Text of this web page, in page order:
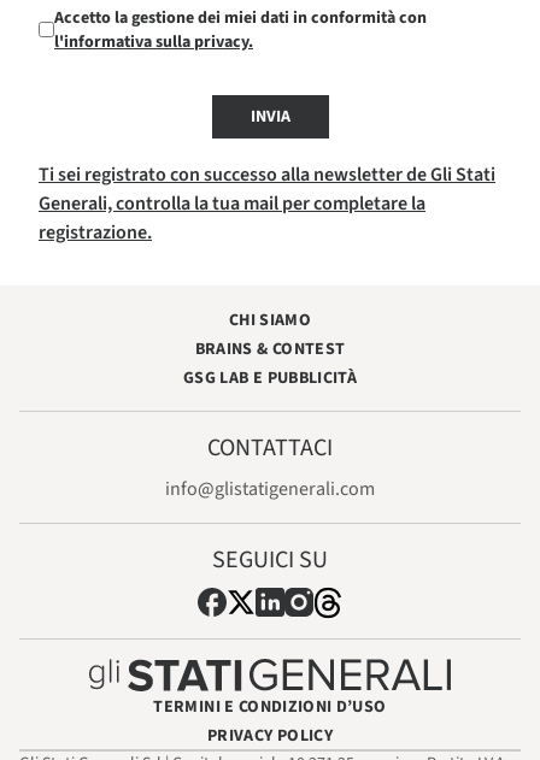
Accetto la gestione dei miei dati in conformità con
l'informativa sulla privacy.
INVIA
Ti sei registrato con successo alla newsletter de Gli Stati
Generali, controlla la tua mail per completare la
registrazione.
CHI SIAMO
BRAINS & CONTEST
GSG LAB E PUBBLICITÀ
CONTATTACI
info@glistatigenerali.com
SEGUICI SU
TERMINI E CONDIZIONI D’USO
PRIVACY POLICY